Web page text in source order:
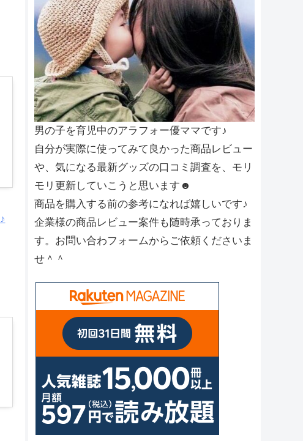
男の子を育児中のアラフォー優ママです♪
自分が実際に使ってみて良かった商品レビュー
や、気になる最新グッズの口コミ調査を、モリ
モリ更新していこうと思います☻
商品を購入する前の参考になれば嬉しいです♪
企業様の商品レビュー案件も随時承っておりま
す。お問い合わフォームからご依頼くださいま
せ＾＾